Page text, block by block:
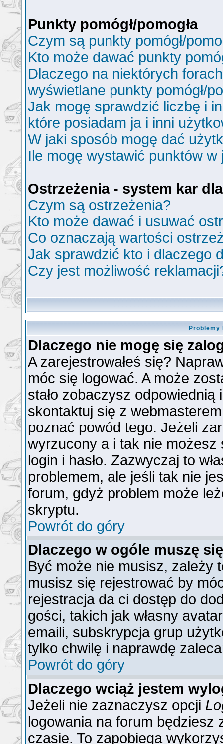
Punkty pomógł/pomogła
Czym są punkty pomógł/
Kto może dawać punkty
Dlaczego na niektórych
wyświetlane punkty pomógł/
Jak mogę sprawdzić liczbę i
które posiadam ja i inni
W jaki sposób mogę dać
Ile mogę wystawić punktów w
Ostrzeżenia - system kar
Czym są ostrzeżenia?
Kto może dawać i usuwać
Co oznaczają wartości
Jak sprawdzić kto i dlaczego
Czy jest możliwość
Problemy
Dlaczego nie mogę się
A zarejestrowałeś się?
móc się logować. A może
stało zobaczysz
skontaktuj się z
poznać powód tego. Jeżeli
wyrzucony a i tak nie
login i hasło. Zazwyczaj to
problemem, ale jeśli tak nie
forum, gdyż problem może
skryptu.
Powrót do góry
Dlaczego w ogóle muszę
Być może nie musisz, zależy
musisz się rejestrować by
rejestracja da ci dostęp do
gości, takich jak własny
emaili, subskrypcja grup
tylko chwilę i naprawdę
Powrót do góry
Dlaczego wciąż jestem
Jeżeli nie zaznaczysz opcji
logowania na forum będziesz
czasie. To zapobiega